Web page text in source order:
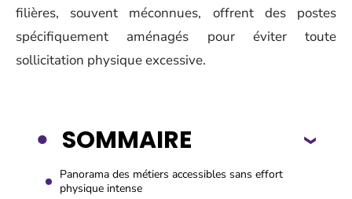
filières, souvent méconnues, offrent des postes
spécifiquement aménagés pour éviter toute
sollicitation physique excessive.
SOMMAIRE
Panorama des métiers accessibles sans effort
physique intense